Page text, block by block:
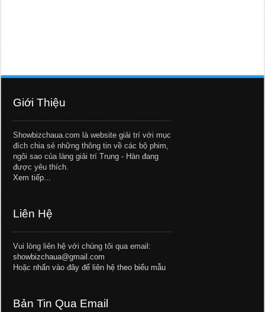
Giới Thiệu
Showbizchaua.com là website giải trí với mục
đích chia sẻ những thông tin về các bộ phim,
ngôi sao của làng giải trí Trung - Hàn đang
được yêu thích.
Xem tiếp...
Liên Hệ
Vui lòng liên hệ với chúng tôi qua email:
showbizchaua@gmail.com
Hoặc nhấn vào đây để liên hệ theo biểu mẫu
Bản Tin Qua Email